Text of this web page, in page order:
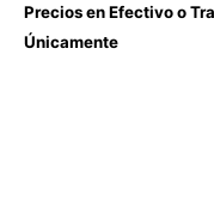
Precios en Efectivo o
Únicamente